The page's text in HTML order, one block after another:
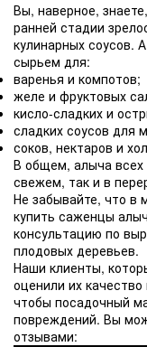
Вы, наверное,
ранней стадии
кулинарных соусов.
сырьем для:
варенья и компотов;
желе и фруктовых
кисло-сладких и
сладких соусов для
соков, нектаров и
В общем, алыча всех
свежем, так и в
Не забывайте, что в
купить саженцы
консультацию по
плодовых деревьев.
Наши клиенты,
оценили их
чтобы посадочный
повреждений. Вы
отзывами: